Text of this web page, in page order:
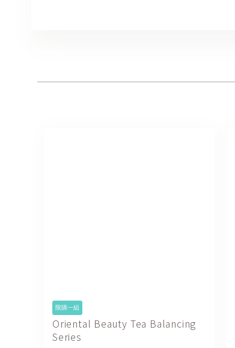
限購一組
Oriental Beauty Tea Balancing
Series